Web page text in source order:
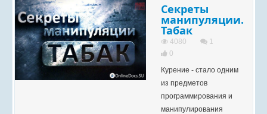
Секреты
манипуляции.
Табак
4080
1
0
Курение - стало одним
из предметов
программирования и
манипулирования